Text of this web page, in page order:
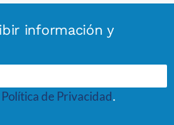
información y
Política de Privacidad.